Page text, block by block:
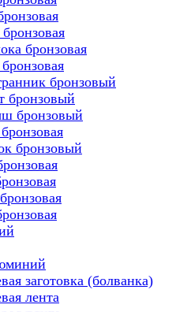
бронзовая
бронзовый
бронзовый
бронзовый
бронзовый
заготовка (болванка)
лента